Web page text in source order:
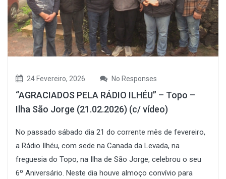
24 Fevereiro, 2026 No Responses
“AGRACIADOS PELA RÁDIO ILHÉU” – Topo –
Ilha São Jorge (21.02.2026) (c/ vídeo)
No passado sábado dia 21 do corrente mês de fevereiro,
a Rádio Ilhéu, com sede na Canada da Levada, na
freguesia do Topo, na Ilha de São Jorge, celebrou o seu
6º Aniversário. Neste dia houve almoço convívio para